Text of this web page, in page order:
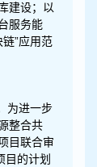
建设；以
服务能
链”应用范
为进一步
整合共
目联合审
目的计划